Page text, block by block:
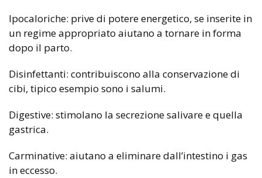
Ipocaloriche: prive di potere energetico, se inserite in
un regime appropriato aiutano a tornare in forma
dopo il parto.
Disinfettanti: contribuiscono alla conservazione di
cibi, tipico esempio sono i salumi.
Digestive: stimolano la secrezione salivare e quella
gastrica.
Carminative: aiutano a eliminare dall’intestino i gas
in eccesso.